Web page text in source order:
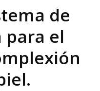
de
el